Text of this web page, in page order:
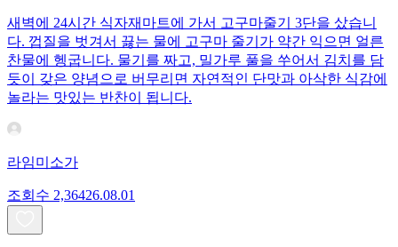
새벽에 24시간 식자재마트에 가서 고구마줄기 3단을 샀습니
다. 껍질을 벗겨서 끓는 물에 고구마 줄기가 약간 익으면 얼른
찬물에 헹굽니다. 물기를 짜고, 밀가루 풀을 쑤어서 김치를 담
듯이 갖은 양념으로 버무리면 자연적인 단맛과 아삭한 식감에
놀라는 맛있는 반찬이 됩니다.
라임미소가
조회수 2,36426.08.01